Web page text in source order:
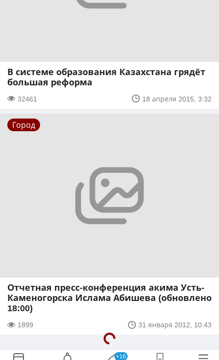
В системе образования Казахстана грядёт
большая реформа
32461 18 апреля 2015, 3:32
Город
Отчетная пресс-конференция акима Усть-
Каменогорска Ислама Абишева (обновлено
18:00)
1899 31 января 2012, 10:43
+16